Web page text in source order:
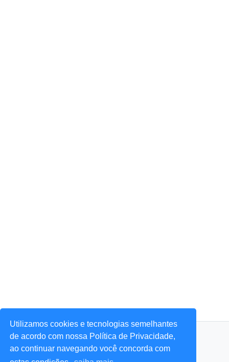
Utilizamos cookies e tecnologias semelhantes
de acordo com nossa Política de Privacidade,
ao continuar navegando você concorda com
© 2026 Portal Agora Sim! — Todos os direitos reservados.